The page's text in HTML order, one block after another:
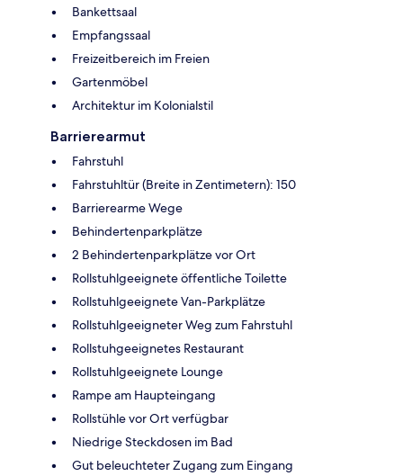
Bankettsaal
Empfangssaal
Freizeitbereich im Freien
Gartenmöbel
Architektur im Kolonialstil
Barrierearmut
Fahrstuhl
Fahrstuhltür (Breite in Zentimetern): 150
Barrierearme Wege
Behindertenparkplätze
2 Behindertenparkplätze vor Ort
Rollstuhlgeeignete öffentliche Toilette
Rollstuhlgeeignete Van-Parkplätze
Rollstuhlgeeigneter Weg zum Fahrstuhl
Rollstuhgeeignetes Restaurant
Rollstuhlgeeignete Lounge
Rampe am Haupteingang
Rollstühle vor Ort verfügbar
Niedrige Steckdosen im Bad
Gut beleuchteter Zugang zum Eingang